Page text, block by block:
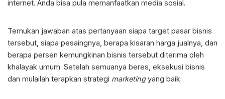
internet. Anda bisa pula memanfaatkan media sosial.
Temukan jawaban atas pertanyaan siapa target pasar bisnis
tersebut, siapa pesaingnya, berapa kisaran harga jualnya, dan
berapa persen kemungkinan bisnis tersebut diterima oleh
khalayak umum. Setelah semuanya beres, eksekusi bisnis
dan mulailah terapkan strategi marketingyang baik.